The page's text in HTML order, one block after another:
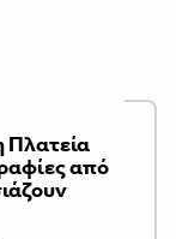
Πλατεία
από